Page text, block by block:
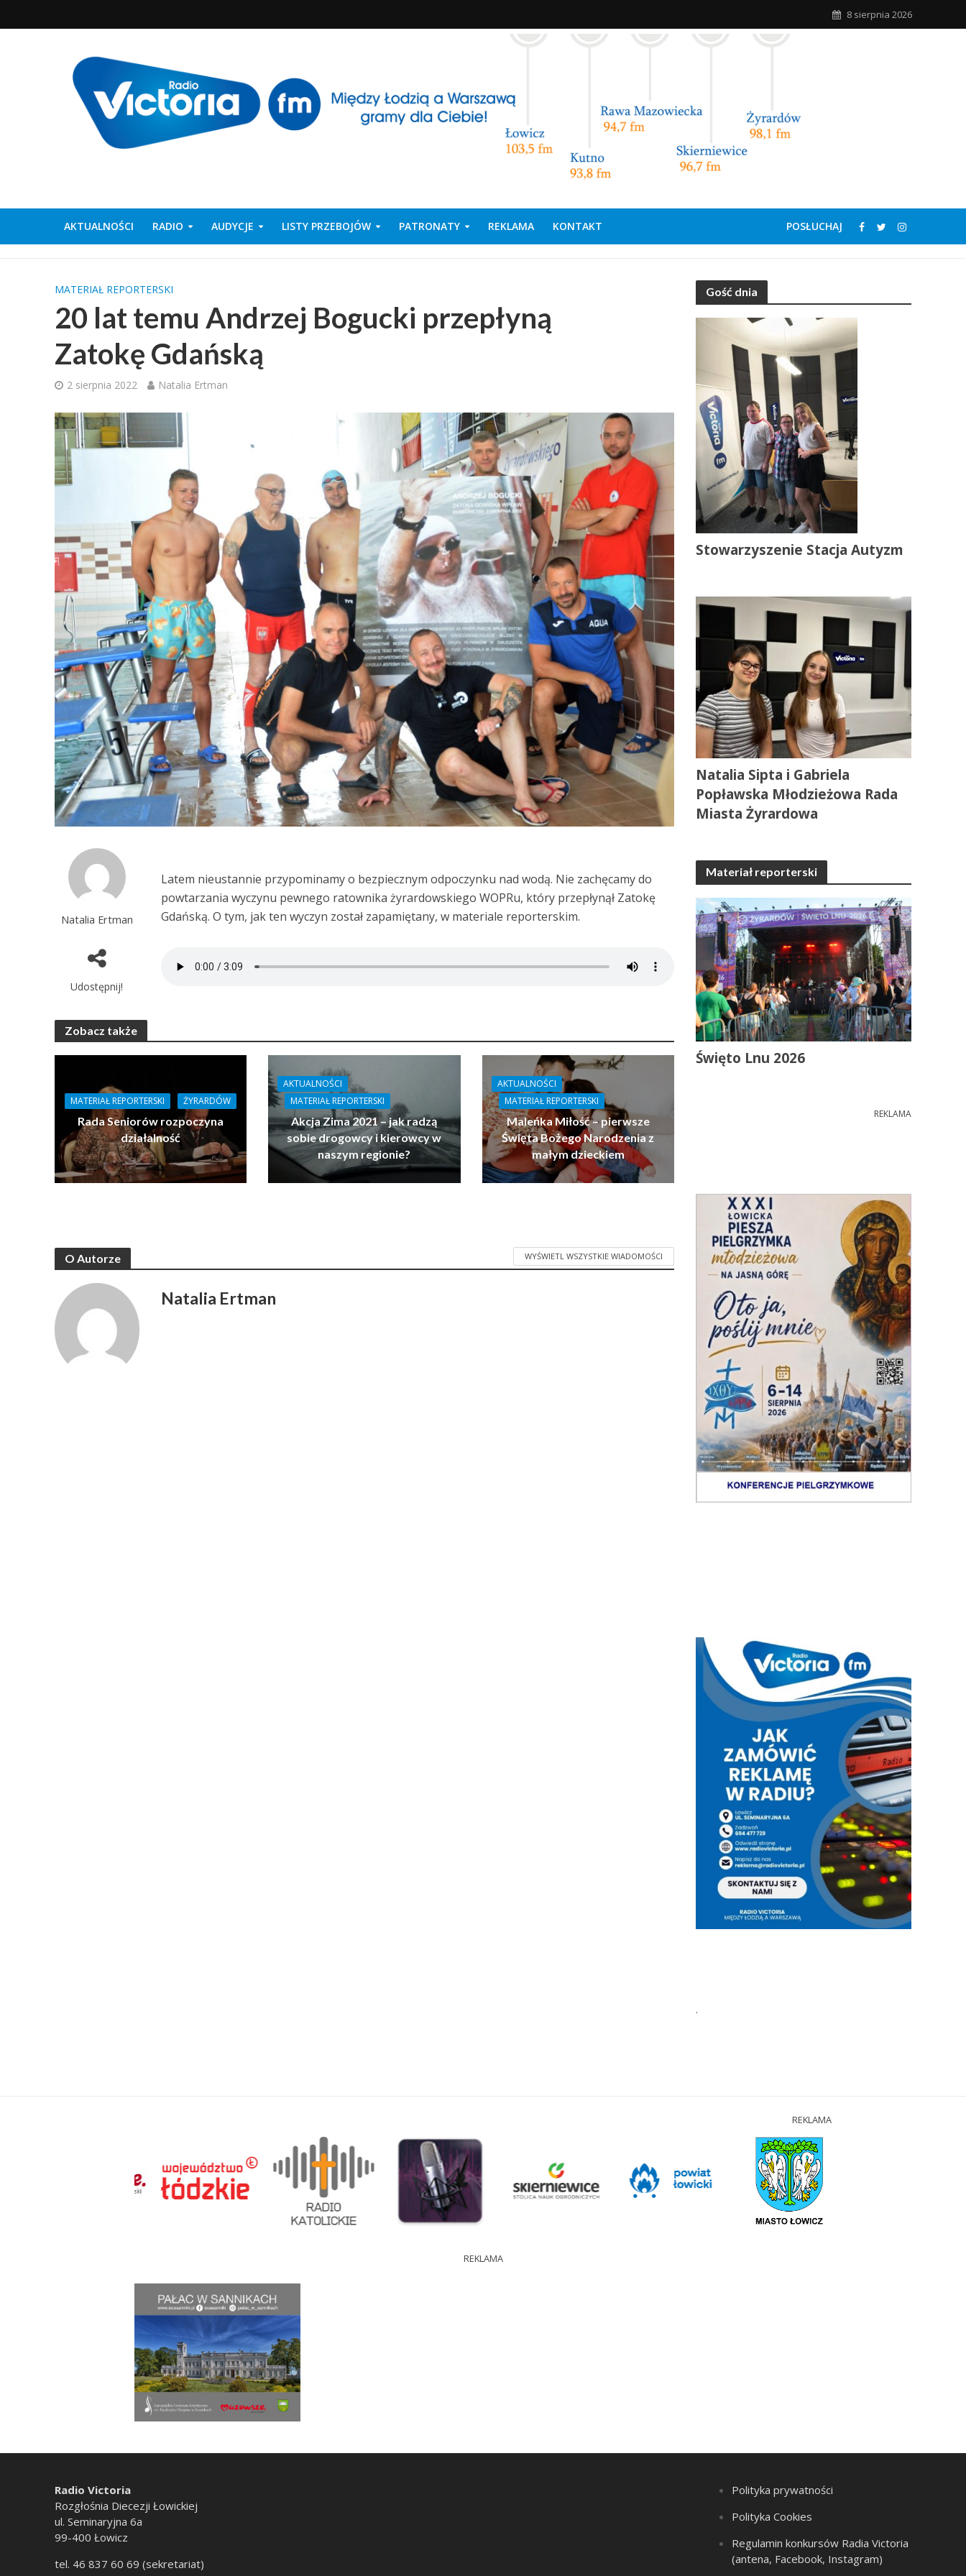
8 sierpnia 2026
AKTUALNOŚCI RADIO AUDYCJE LISTY PRZEBOJÓW PATRONATY REKLAMA KONTAKT POSŁUCHAJ
MATERIAŁ REPORTERSKI
20 lat temu Andrzej Bogucki przepłyną
Zatokę Gdańską
2 sierpnia 2022 Natalia Ertman
Natalia Ertman
Udostępnij!
Latem nieustannie przypominamy o bezpiecznym odpoczynku nad wodą. Nie zachęcamy do
powtarzania wyczynu pewnego ratownika żyrardowskiego WOPRu, który przepłynął Zatokę
Gdańską. O tym, jak ten wyczyn został zapamiętany, w materiale reporterskim.
Zobacz także
MATERIAŁ REPORTERSKI ŻYRARDÓW
Rada Seniorów rozpoczyna
działalność
AKTUALNOŚCI
MATERIAŁ REPORTERSKI
Akcja Zima 2021 – jak radzą
sobie drogowcy i kierowcy w
naszym regionie?
AKTUALNOŚCI
MATERIAŁ REPORTERSKI
Maleńka Miłość – pierwsze
Święta Bożego Narodzenia z
małym dzieckiem
O Autorze WYŚWIETL WSZYSTKIE WIADOMOŚCI
Natalia Ertman
Gość dnia
Stowarzyszenie Stacja Autyzm
Natalia Sipta i Gabriela
Popławska Młodzieżowa Rada
Miasta Żyrardowa
Materiał reporterski
Święto Lnu 2026
REKLAMA
.
REKLAMA
REKLAMA
Radio Victoria
Rozgłośnia Diecezji Łowickiej
ul. Seminaryjna 6a
99-400 Łowicz
tel. 46 837 60 69 (sekretariat)
Polityka prywatności
Polityka Cookies
Regulamin konkursów Radia Victoria
(antena, Facebook, Instagram)